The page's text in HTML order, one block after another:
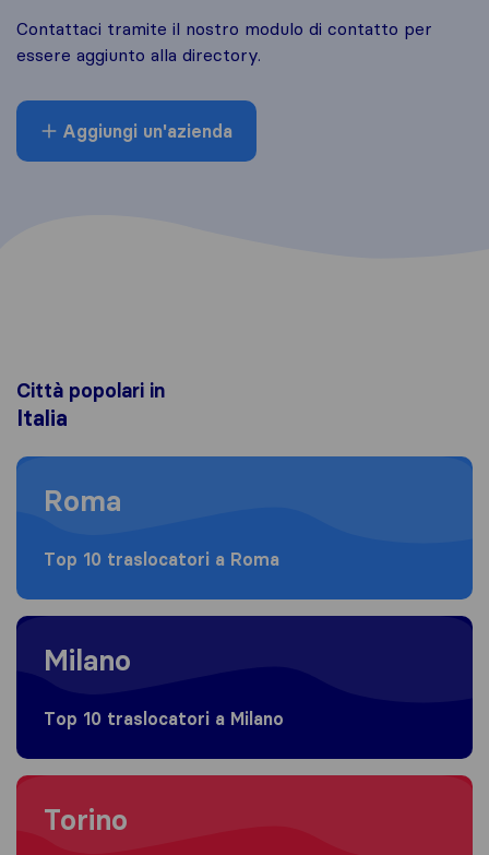
Contattaci tramite il nostro modulo di contatto per
essere aggiunto alla directory.
Aggiungi un'azienda
Città popolari in
Italia
Moving to Roma
Roma
Top 10 traslocatori a Roma
Moving to Milano
Milano
Top 10 traslocatori a Milano
Moving to Torino
Torino